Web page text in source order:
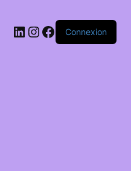
LinkedIn
Instagram
Facebook
Connexion